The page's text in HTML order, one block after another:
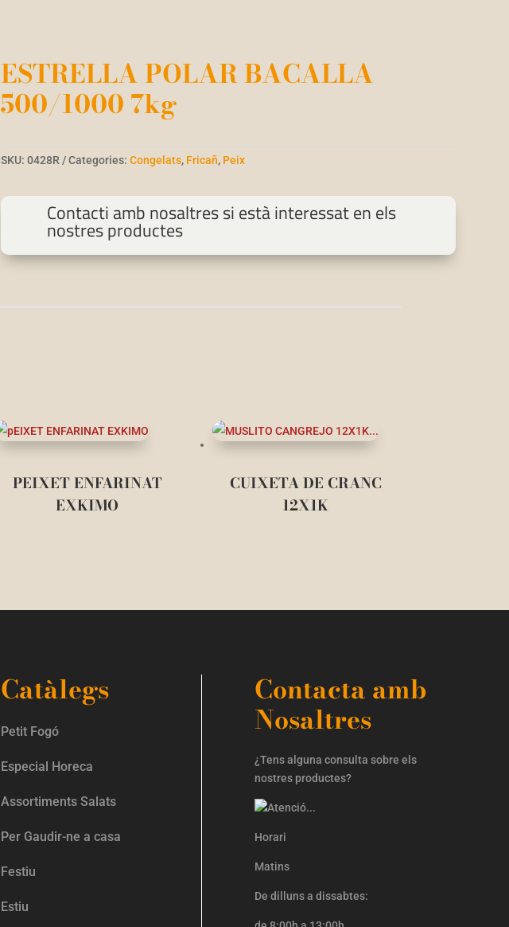
ESTRELLA POLAR BACALLA
500/1000 7kg
SKU:0428R Categories:Congelats, Fricañ, Peix
Contacti amb nosaltres si està interessat en els
nostres productes
PEIXET ENFARINAT
EXKIMO
CUIXETA DE CRANC
12X1K
Catàlegs
Petit Fogó
Especial Horeca
Assortiments Salats
Per Gaudir-ne a casa
Festiu
Estiu
Contacta amb
Nosaltres
¿Tens alguna consulta sobre els
nostres productes?
Horari
Matins
De dilluns a dissabtes: